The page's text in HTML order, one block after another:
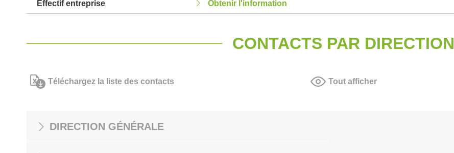
Effectif entreprise Obtenir l'information
CONTACTS PAR DIRECTION
Téléchargez la liste des contacts Tout afficher
DIRECTION GÉNÉRALE